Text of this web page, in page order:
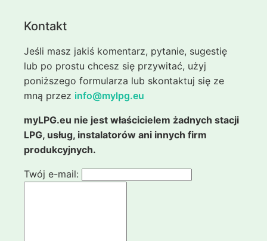
Kontakt
Jeśli masz jakiś komentarz, pytanie, sugestię
lub po prostu chcesz się przywitać, użyj
poniższego formularza lub skontaktuj się ze
mną przez info@mylpg.eu
myLPG.eu nie jest właścicielem żadnych stacji
LPG, usług, instalatorów ani innych firm
produkcyjnych.
Twój e-mail: